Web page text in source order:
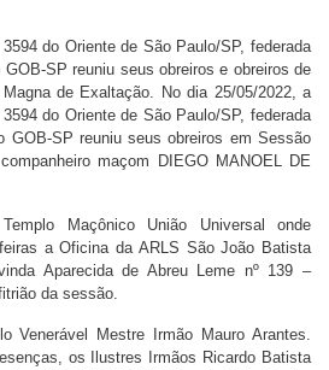
do Oriente de São Paulo/SP, federada
SP reuniu seus obreiros e obreiros de
de Exaltação. No dia 25/05/2022, a
do Oriente de São Paulo/SP, federada
GOB-SP reuniu seus obreiros em Sessão
maçom DIEGO MANOEL DE
Maçônico União Universal onde
a Oficina da ARLS São João Batista
Aparecida de Abreu Leme nº 139 –
da sessão.
Venerável Mestre Irmão Mauro Arantes.
os Ilustres Irmãos Ricardo Batista